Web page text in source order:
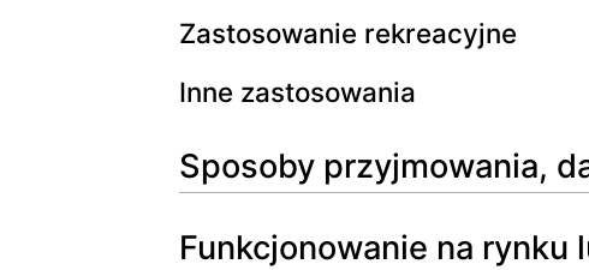
Zastosowanie rekreacyjne
Inne zastosowania
Sposoby przyjmowania,
Funkcjonowanie na rynku